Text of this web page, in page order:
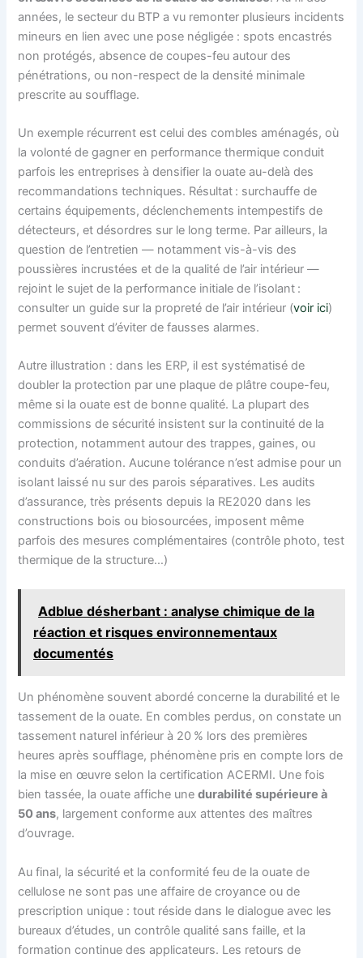
années, le secteur du BTP a vu remonter plusieurs incidents
mineurs en lien avec une pose négligée : spots encastrés
non protégés, absence de coupes-feu autour des
pénétrations, ou non-respect de la densité minimale
prescrite au soufflage.
Un exemple récurrent est celui des combles aménagés, où
la volonté de gagner en performance thermique conduit
parfois les entreprises à densifier la ouate au-delà des
recommandations techniques. Résultat : surchauffe de
certains équipements, déclenchements intempestifs de
détecteurs, et désordres sur le long terme. Par ailleurs, la
question de l’entretien — notamment vis-à-vis des
poussières incrustées et de la qualité de l’air intérieur —
rejoint le sujet de la performance initiale de l’isolant :
consulter un guide sur la propreté de l’air intérieur (voir ici)
permet souvent d’éviter de fausses alarmes.
Autre illustration : dans les ERP, il est systématisé de
doubler la protection par une plaque de plâtre coupe-feu,
même si la ouate est de bonne qualité. La plupart des
commissions de sécurité insistent sur la continuité de la
protection, notamment autour des trappes, gaines, ou
conduits d’aération. Aucune tolérance n’est admise pour un
isolant laissé nu sur des parois séparatives. Les audits
d’assurance, très présents depuis la RE2020 dans les
constructions bois ou biosourcées, imposent même
parfois des mesures complémentaires (contrôle photo, test
thermique de la structure…)
Adblue désherbant : analyse chimique de la
réaction et risques environnementaux
documentés
Un phénomène souvent abordé concerne la durabilité et le
tassement de la ouate. En combles perdus, on constate un
tassement naturel inférieur à 20 % lors des premières
heures après soufflage, phénomène pris en compte lors de
la mise en œuvre selon la certification ACERMI. Une fois
bien tassée, la ouate affiche unedurabilité supérieure à
50 ans, largement conforme aux attentes des maîtres
d’ouvrage.
Au final, la sécurité et la conformité feu de la ouate de
cellulose ne sont pas une affaire de croyance ou de
prescription unique : tout réside dans le dialogue avec les
bureaux d’études, un contrôle qualité sans faille, et la
formation continue des applicateurs. Les retours de